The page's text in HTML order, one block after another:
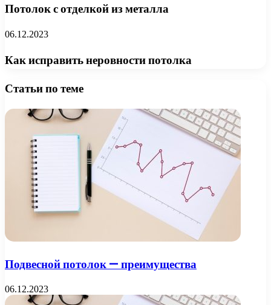
Потолок с отделкой из металла
06.12.2023
Как исправить неровности потолка
Статьи по теме
Подвесной потолок — преимущества
06.12.2023